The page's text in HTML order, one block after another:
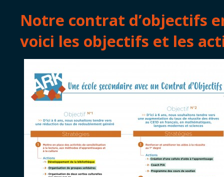
Notre contrat d’objectifs
voici les objectifs et les